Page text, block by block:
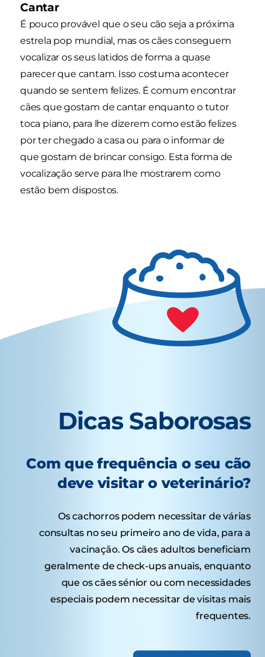
Cantar
É pouco provável que o seu cão seja a próxima
estrela pop mundial, mas os cães conseguem
vocalizar os seus latidos de forma a quase
parecer que cantam. Isso costuma acontecer
quando se sentem felizes. É comum encontrar
cães que gostam de cantar enquanto o tutor
toca piano, para lhe dizerem como estão felizes
por ter chegado a casa ou para o informar de
que gostam de brincar consigo. Esta forma de
vocalização serve para lhe mostrarem como
estão bem dispostos.
Dicas Saborosas
Com que frequência o seu cão
deve visitar o veterinário?
Os cachorros podem necessitar de várias
consultas no seu primeiro ano de vida, para a
vacinação. Os cães adultos beneficiam
geralmente de check-ups anuais, enquanto
que os cães sénior ou com necessidades
especiais podem necessitar de visitas mais
frequentes.